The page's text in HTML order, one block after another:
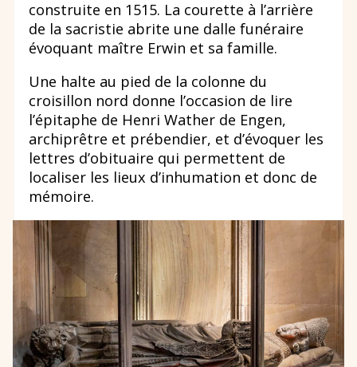
construite en 1515. La courette à l’arrière
de la sacristie abrite une dalle funéraire
évoquant maître Erwin et sa famille.
Une halte au pied de la colonne du
croisillon nord donne l’occasion de lire
l’épitaphe de Henri Wather de Engen,
archiprêtre et prébendier, et d’évoquer les
lettres d’obituaire qui permettent de
localiser les lieux d’inhumation et donc de
mémoire.